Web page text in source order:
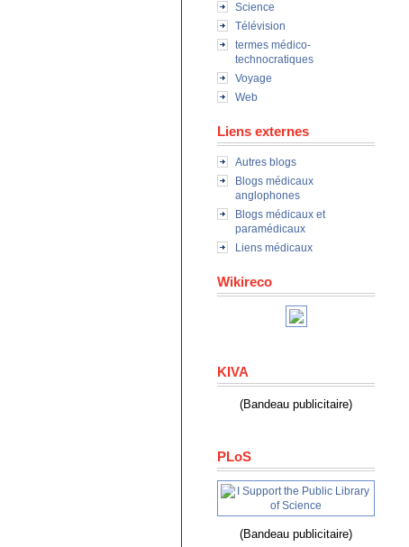
Science
Télévision
termes médico-
technocratiques
Voyage
Web
Liens externes
Autres blogs
Blogs médicaux
anglophones
Blogs médicaux et
paramédicaux
Liens médicaux
Wikireco
KIVA
(Bandeau publicitaire)
PLoS
(Bandeau publicitaire)